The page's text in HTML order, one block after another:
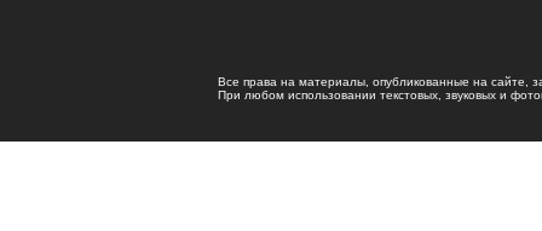
Все права на материалы, опубликованные на сайте,
При любом использовании текстовых, звуковых и